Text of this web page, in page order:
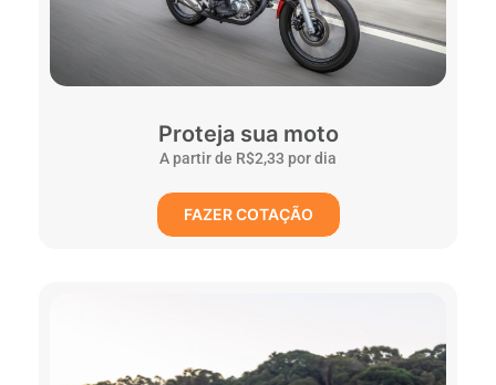
Proteja sua moto
A partir de R$2,33 por dia
FAZER COTAÇÃO